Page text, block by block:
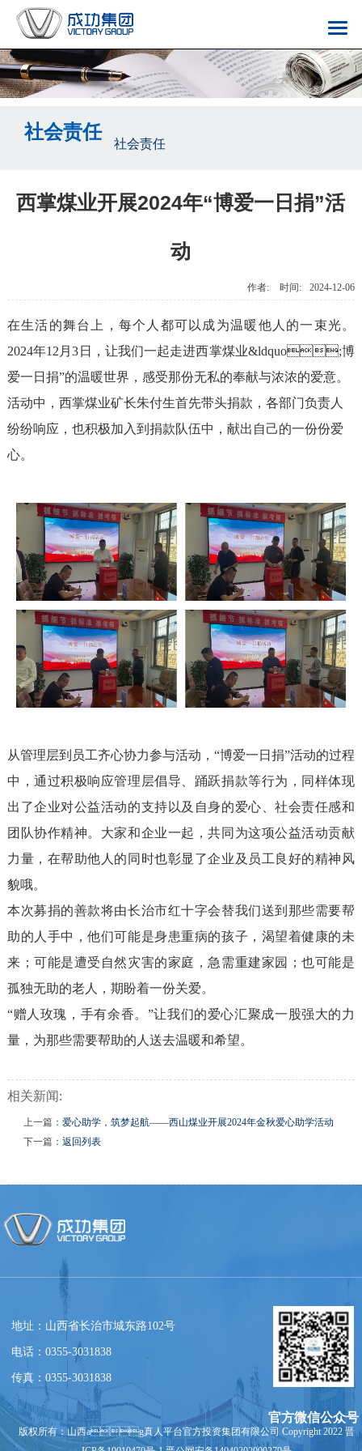
社会责任
社会责任
西掌煤业开展2024年“博爱一日捐”活
动
作者: 时间: 2024-12-06
在生活的舞台上，每个人都可以成为温暖他人的一束光。
2024年12月3日，让我们一起走进西掌煤业&ldquo;博
爱一日捐”的温暖世界，感受那份无私的奉献与浓浓的爱意。
活动中，西掌煤业矿长朱付生首先带头捐款，各部门负责人
纷纷响应，也积极加入到捐款队伍中，献出自己的一份份爱
心。
从管理层到员工齐心协力参与活动，“博爱一日捐”活动的过程
中，通过积极响应管理层倡导、踊跃捐款等行为，同样体现
出了企业对公益活动的支持以及自身的爱心、社会责任感和
团队协作精神。大家和企业一起，共同为这项公益活动贡献
力量，在帮助他人的同时也彰显了企业及员工良好的精神风
貌哦。
本次募捐的善款将由长治市红十字会替我们送到那些需要帮
助的人手中，他们可能是身患重病的孩子，渴望着健康的未
来；可能是遭受自然灾害的家庭，急需重建家园；也可能是
孤独无助的老人，期盼着一份关爱。
“赠人玫瑰，手有余香。”让我们的爱心汇聚成一股强大的力
量，为那些需要帮助的人送去温暖和希望。
相关新闻:
上一篇： 爱心助学，筑梦起航——西山煤业开展2024年金秋爱心助学活动
下一篇： 返回列表
地址：山西省长治市城东路102号
电话：0355-3031838
传真：0355-3031838
版权所有：山西ag真人平台官方投资集团有限公司 Copyright 2022 晋
官方微信公众号